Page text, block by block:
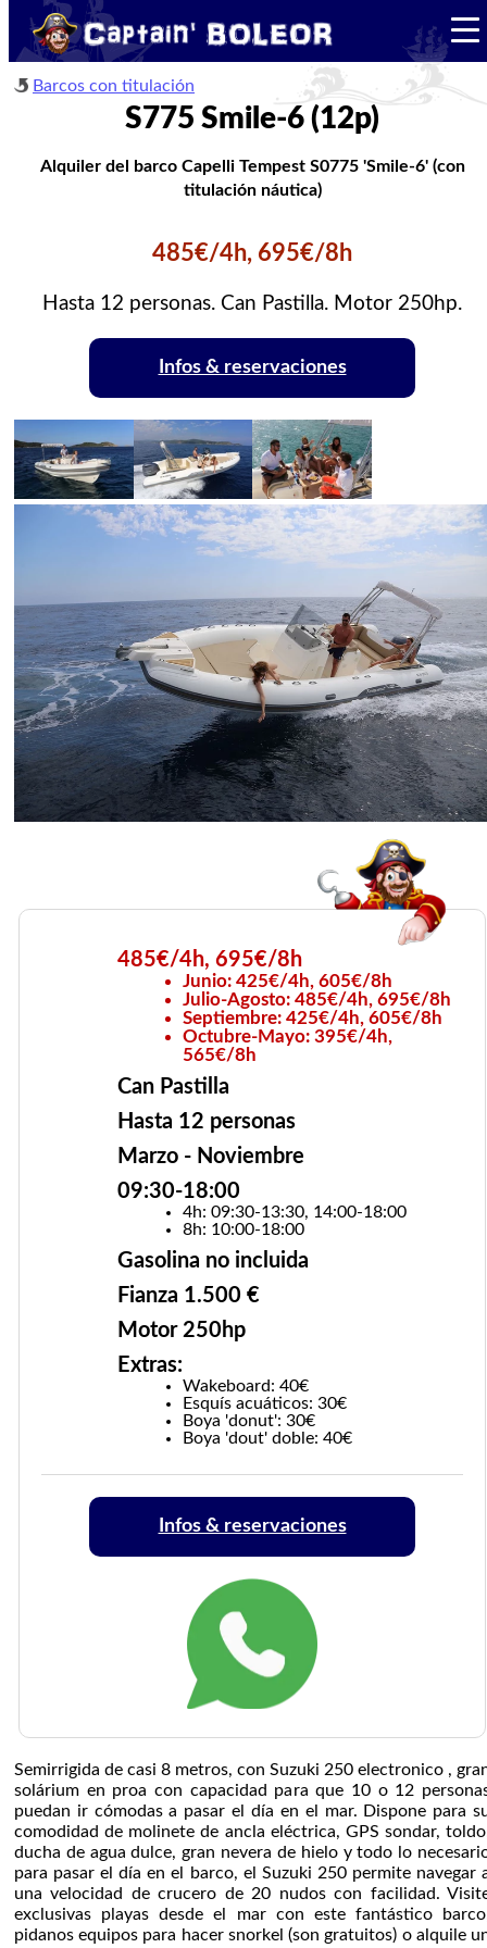
Barcos con titulación
S775 Smile-6 (12p)
Alquiler del barco Capelli Tempest S0775 'Smile-6' (con
titulación náutica)
485€/4h, 695€/8h
Hasta 12 personas. Can Pastilla. Motor 250hp.
Infos & reservaciones
485€/4h, 695€/8h
Junio: 425€/4h, 605€/8h
Julio-Agosto: 485€/4h, 695€/8h
Septiembre: 425€/4h, 605€/8h
Octubre-Mayo: 395€/4h,
565€/8h
Can Pastilla
Hasta 12 personas
Marzo - Noviembre
09:30-18:00
4h: 09:30-13:30, 14:00-18:00
8h: 10:00-18:00
Gasolina no incluida
Fianza 1.500 €
Motor 250hp
Extras:
Wakeboard: 40€
Esquís acuáticos: 30€
Boya 'donut': 30€
Boya 'dout' doble: 40€
Infos & reservaciones
Semirrigida de casi 8 metros, con Suzuki 250 electronico ,
solárium en proa con capacidad para que 10 o 12
puedan ir cómodas a pasar el día en el mar. Dispone para
comodidad de molinete de ancla eléctrica, GPS sondar,
ducha de agua dulce, gran nevera de hielo y todo lo
para pasar el día en el barco, el Suzuki 250 permite navegar
una velocidad de crucero de 20 nudos con facilidad.
exclusivas playas desde el mar con este fantástico
pidanos equipos para hacer snorkel (son gratuitos) o alquile